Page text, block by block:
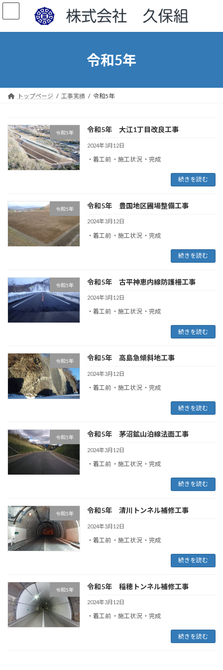
コ
ン
ナ
ー
令和5年
トップページ 工事実績 令和5年
令和5年 令和5年 大江1丁目改良工事
2024年3月12日
・着工前 ・施工状況 ・完成
続きを読む
令和5年 令和5年 豊国地区圃場整備工事
2024年3月12日
・着工前 ・施工状況 ・完成
続きを読む
令和5年 令和5年 古平神恵内線防護柵工事
2024年3月12日
・着工前 ・施工状況 ・完成
続きを読む
令和5年 令和5年 高島急傾斜地工事
2024年3月12日
・着工前 ・施工状況 ・完成
続きを読む
令和5年 令和5年 茅沼鉱山泊線法面工事
2024年3月12日
・着工前 ・施工状況 ・完成
続きを読む
令和5年 令和5年 清川トンネル補修工事
2024年3月12日
・着工前 ・施工状況 ・完成
続きを読む
令和5年 令和5年 稲穂トンネル補修工事
2024年3月12日
・着工前 ・施工状況 ・完成
続きを読む